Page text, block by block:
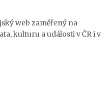
web zaměřený na
kulturu a události v ČR i v